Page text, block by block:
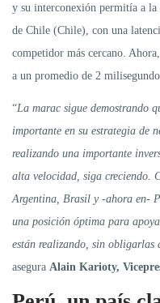
y su interconexión permitía a la
de Chile (Chile), con una
competidor más cercano.
a un promedio de 2
“La marac sigue demostrando
importante en su estrategia de
realizando una importante
alta velocidad, siga creciendo.
Argentina, Brasil y -ahora en-
una posición óptima para
están realizando, sin obligarlas
asegura Alain Karioty,